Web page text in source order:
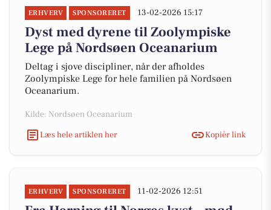
ERHVERV SPONSORERET 13-02-2026 15:17
Dyst med dyrene til Zoolympiske
Lege på Nordsøen Oceanarium
Deltag i sjove discipliner, når der afholdes
Zoolympiske Lege for hele familien på Nordsøen
Oceanarium.
Kilde: Nordsøen Oceanarium
Læs hele artiklen her
Kopiér link
ERHVERV SPONSORERET 11-02-2026 12:51